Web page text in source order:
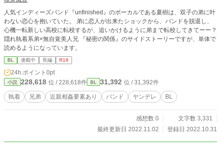
人気インディーズバンド『unfinished』のボーカルである夏樹は、双子の弟に叶
わない恋心を抱いていた。 弟に恋人が出来たショックから、バンドを脱退し、
心機一転新しい高校に転校するが、追いかけるように弟まで転校してきてーー？
隠れ執着系弟×無自覚美人兄 『秘密の関係』のサイドストーリーですが、単体で
読めるようになっています。
BL 連載中 長編 R18
24h.ポイント 0pt
小説 228,618 位 / 228,618件 BL 31,392 位 / 31,392件
執着 兄弟 近親相姦要素あり バンド ヤンデレ BL
感想数 0
文字数 3,331
最終更新日 2022.11.02
登録日 2022.10.31